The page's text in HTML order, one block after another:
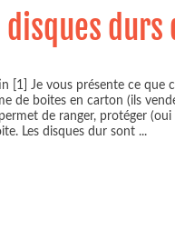
disques
[1] Je vous présente ce que
de boites en carton (ils
de ranger, protéger
Les disques dur sont ...